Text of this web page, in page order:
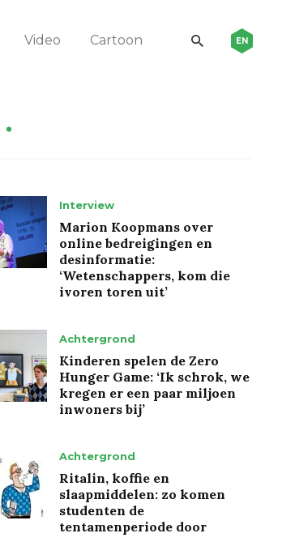
Video Cartoon EN
Interview
Marion Koopmans over
online bedreigingen en
desinformatie:
‘Wetenschappers, kom die
ivoren toren uit’
Achtergrond
Kinderen spelen de Zero
Hunger Game: ‘Ik schrok, we
kregen er een paar miljoen
inwoners bij’
Achtergrond
Ritalin, koffie en
slaapmiddelen: zo komen
studenten de
tentamenperiode door